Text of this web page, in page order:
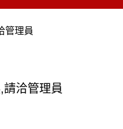
管理員
洽管理員